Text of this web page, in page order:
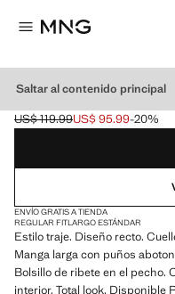
Saltar al contenido principal
BLAZER TRAJE RECTA
Precio inicial tachado [US$
US$ 119.99
Precio actual [US$ 95.99 ]
US$ 95.99-20%
Selecciona un color
ENVÍO GRATIS A TIENDA
REGULAR FITLARGO ESTÁNDAR
Estilo traje. Diseño recto.
Manga larga con puños
Bolsillo de ribete en el pecho.
interior. Total look. Disponible